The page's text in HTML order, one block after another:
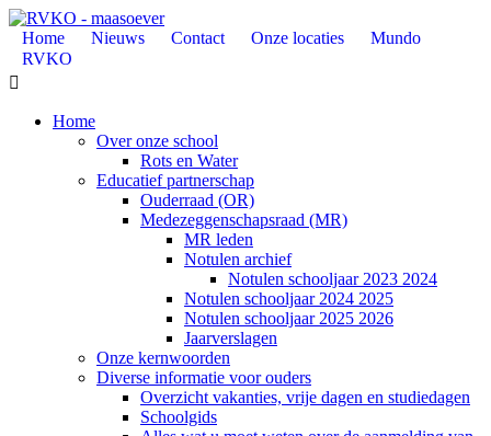
Home Nieuws Contact Onze locaties
Mundo
RVKO

Home
Over onze school
Rots en Water
Educatief partnerschap
Ouderraad (OR)
Medezeggenschapsraad (MR)
MR leden
Notulen archief
Notulen schooljaar 2023 2024
Notulen schooljaar 2024 2025
Notulen schooljaar 2025 2026
Jaarverslagen
Onze kernwoorden
Diverse informatie voor ouders
Overzicht vakanties, vrije dagen en studiedagen
Schoolgids